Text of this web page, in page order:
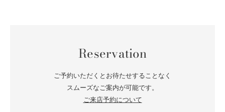
Reservation
ご予約いただくとお待たせすることなく
スムーズなご案内が可能です。
ご来店予約について